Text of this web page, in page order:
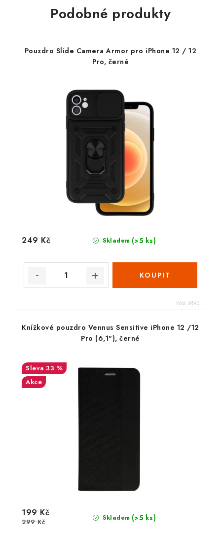
Podobné produkty
Pouzdro Slide Camera Armor pro iPhone 12 / 12
Pro, černé
Skladem (>5 ks)
249 Kč
Kód: 6843
Knížkové pouzdro Vennus Sensitive iPhone 12 /12
Pro (6,1"), černé
33 %
Akce
Skladem (>5 ks)
199 Kč
299 Kč